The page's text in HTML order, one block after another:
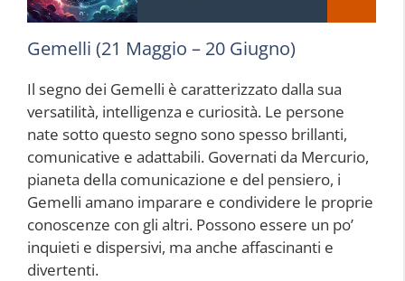
Gemelli (21 Maggio – 20 Giugno)
Il segno dei Gemelli è caratterizzato dalla sua
versatilità, intelligenza e curiosità. Le persone
nate sotto questo segno sono spesso brillanti,
comunicative e adattabili. Governati da Mercurio,
pianeta della comunicazione e del pensiero, i
Gemelli amano imparare e condividere le proprie
conoscenze con gli altri. Possono essere un po’
inquieti e dispersivi, ma anche affascinanti e
divertenti.